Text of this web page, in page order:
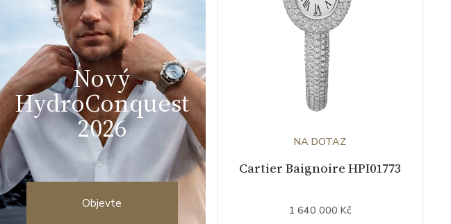
Nový
HydroConquest
2026
Objevte
NA DOTAZ
Cartier Baignoire HPI01773
1 640 000 Kč